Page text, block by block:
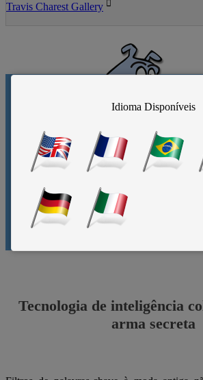
Travis Charest Gallery
E-mail bom passa, e-mail
Tecnologia de inteligência
arma secreta
Idioma Disponíveis